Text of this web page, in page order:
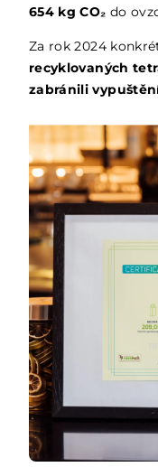
654 kg CO₂ do
Za rok 2024
recyklovaných
zabránili